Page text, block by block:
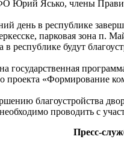
Юрий Ясько, члены
день в республике
парковая зона п.
будут
государственная
проекта «Формирование
благоустройства
проводить с
Пресс-